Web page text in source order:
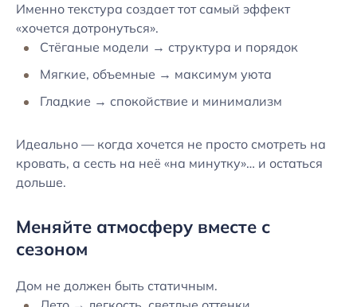
Именно текстура создает тот самый эффект
«хочется дотронуться».
Стёганые модели → структура и порядок
Мягкие, объемные → максимум уюта
Гладкие → спокойствие и минимализм
Идеально — когда хочется не просто смотреть на
кровать, а сесть на неё «на минутку»… и остаться
дольше.
Меняйте атмосферу вместе с
сезоном
Дом не должен быть статичным.